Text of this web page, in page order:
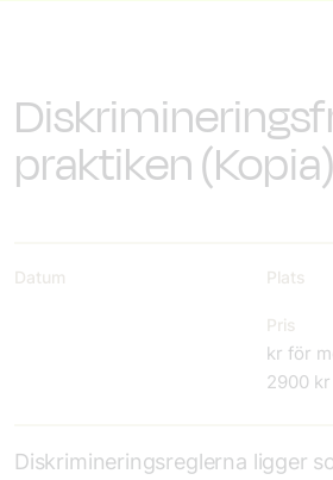
praktiken (Kopia)
Datum Plats
Pris
kr för
2900 kr
Diskrimineringsreglerna ligger